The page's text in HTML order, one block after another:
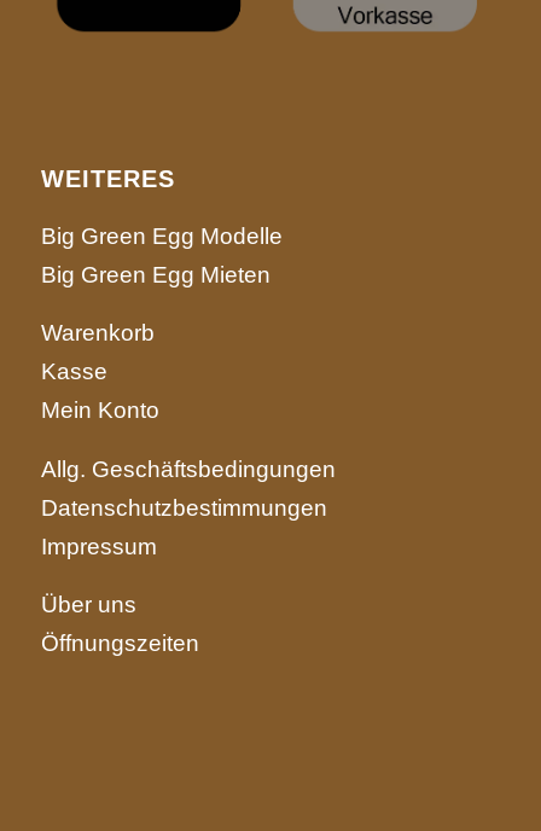
WEITERES
Big Green Egg Modelle
Big Green Egg Mieten
Warenkorb
Kasse
Mein Konto
Allg. Geschäftsbedingungen
Datenschutzbestimmungen
Impressum
Über uns
Öffnungszeiten